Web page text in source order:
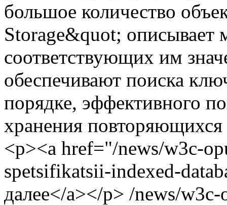
большое количество
Storage&quot; описывает
соответствующих им
обеспечивают поиска
порядке, эффективного
хранения
<p><a href="/news/w3c-
spetsifikatsii-indexed-
далее</a></p> /news/